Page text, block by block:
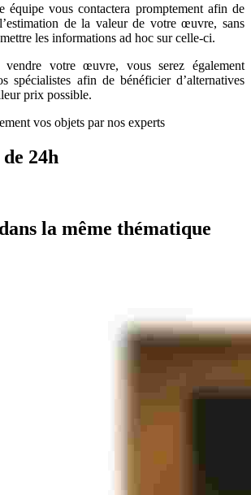
équipe vous contactera promptement afin de
de la valeur de votre œuvre, sans
les informations ad hoc sur celle-ci.
vendre votre œuvre, vous serez également
spécialistes afin de bénéficier d’alternatives
prix possible.
vos objets par nos experts
24h
la même thématique